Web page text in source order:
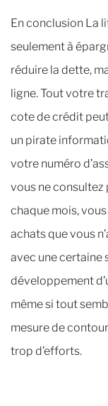
En conclusion La
seulement à
réduire la dette,
ligne. Tout votre
cote de crédit
un pirate
votre numéro
vous ne consultez
chaque mois,
achats que vous
avec une certaine
développement
même si tout
mesure de
trop d’efforts.